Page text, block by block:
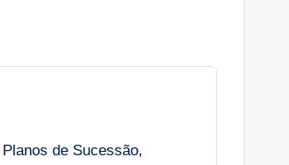
de Sucessão,